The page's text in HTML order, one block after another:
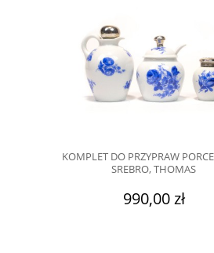
KOMPLET DO PRZYPRAW
SREBRO, THOMAS
990,00 zł